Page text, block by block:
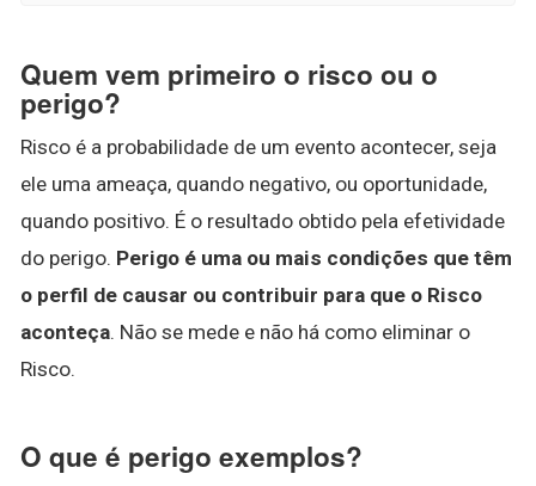
Quem vem primeiro o risco ou o
perigo?
Risco é a probabilidade de um evento acontecer, seja
ele uma ameaça, quando negativo, ou oportunidade,
quando positivo. É o resultado obtido pela efetividade
do perigo. Perigo é uma ou mais condições que têm
o perfil de causar ou contribuir para que o Risco
aconteça. Não se mede e não há como eliminar o
Risco.
O que é perigo exemplos?